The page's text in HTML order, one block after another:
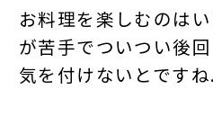
お料理を楽しむのは
が苦手でついつい後
気を付けないとです